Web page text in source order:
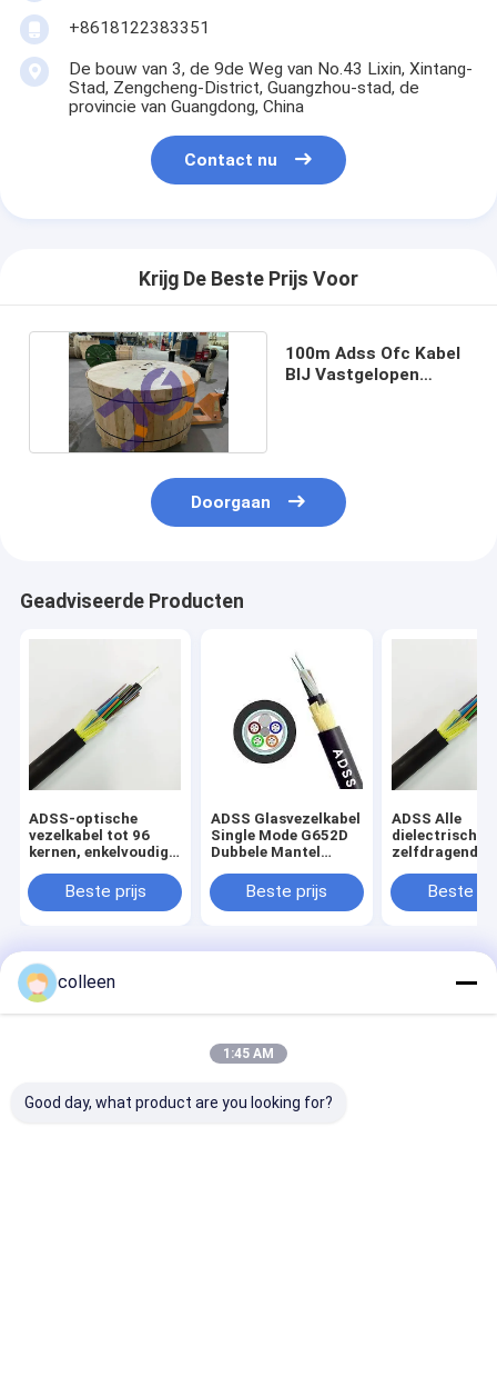
+8618122383351
De bouw van 3, de 9de Weg van No.43 Lixin, Xintang-
Stad, Zengcheng-District, Guangzhou-stad, de
provincie van Guangdong, China
Contact nu
Krijg De Beste Prijs Voor
100m Adss Ofc Kabel
BIJ Vastgelopen
Doorgaan
Geadviseerde Producten
ADSS-optische
vezelkabel tot 96
kernen, enkelvoudig
dielectrisch,
zelfdragend,
Beste prijs
ADSS Glasvezelkabel
Single Mode G652D
Dubbele Mantel
Zelfdragend
Beste prijs
ADSS Alle
dielectrische
zelfdragende
kernenBeste
2026 Guangzhou Jiqian Fiber Optic Cable Co., Ltd.. All Rights
Reserved.
colleen
1:45 AM
Good day, what product are you looking for?